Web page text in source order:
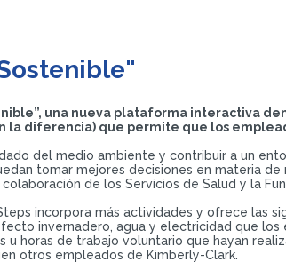
una nueva plataforma interactiva
la diferencia) que permite que los
del medio ambiente y contribuir a un
tomar mejores decisiones en materia
de los Servicios de Salud y la
incorpora más actividades y ofrece las
invernadero, agua y electricidad que
u horas de trabajo voluntario que hayan
otros empleados de Kimberly-Clark.